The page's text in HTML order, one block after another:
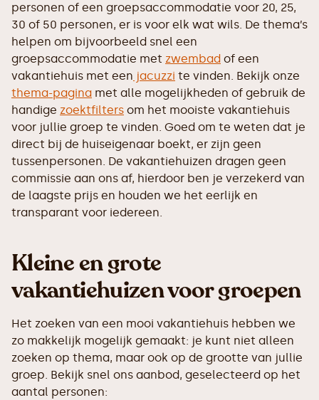
personen of een groepsaccommodatie voor 20, 25,
30 of 50 personen, er is voor elk wat wils. De thema’s
helpen om bijvoorbeeld snel een
groepsaccommodatie met zwembad of een
vakantiehuis met een jacuzzi te vinden. Bekijk onze
thema-pagina met alle mogelijkheden of gebruik de
handige zoektfilters om het mooiste vakantiehuis
voor jullie groep te vinden. Goed om te weten dat je
direct bij de huiseigenaar boekt, er zijn geen
tussenpersonen. De vakantiehuizen dragen geen
commissie aan ons af, hierdoor ben je verzekerd van
de laagste prijs en houden we het eerlijk en
transparant voor iedereen.
Kleine en grote
vakantiehuizen voor groepen
Het zoeken van een mooi vakantiehuis hebben we
zo makkelijk mogelijk gemaakt: je kunt niet alleen
zoeken op thema, maar ook op de grootte van jullie
groep. Bekijk snel ons aanbod, geselecteerd op het
aantal personen: